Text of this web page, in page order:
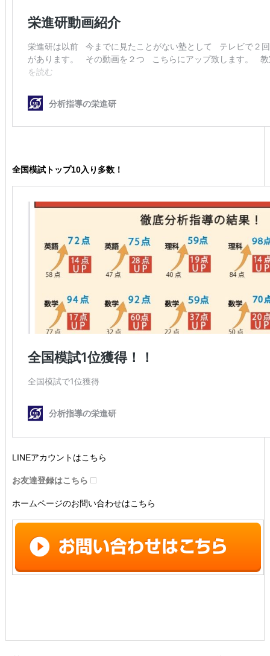
全国模試トップ10入り多数！
LINEアカウントはこちら
お友達登録はこちら
ホームページのお問い合わせはこちら